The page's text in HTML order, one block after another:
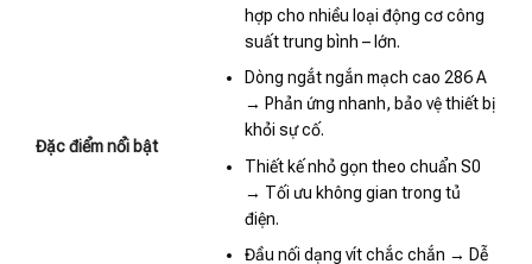
Đặc điểm nổi bật
hợp cho nhiều loại động cơ công
suất trung bình – lớn.
Dòng ngắt ngắn mạch cao 286 A
→ Phản ứng nhanh, bảo vệ thiết bị
khỏi sự cố.
Thiết kế nhỏ gọn theo chuẩn S0
→ Tối ưu không gian trong tủ
điện.
Đầu nối dạng vít chắc chắn → Dễ